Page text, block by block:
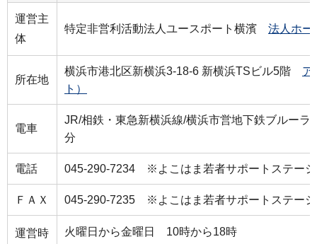
運営主
体
特定非営利活動法人ユースポート横濱 法人ホー
所在地
横浜市港北区新横浜3-18-6 新横浜TSビル5階 ア
ト）
電車
JR/相鉄・東急新横浜線/横浜市営地下鉄ブルー
分
電話 045-290-7234 ※よこはま若者サポートステーシ
ＦＡＸ 045-290-7235 ※よこはま若者サポートステーシ
運営時 火曜日から金曜日 10時から18時